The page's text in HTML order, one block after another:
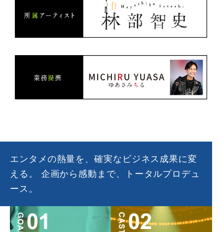
エンタメの熱量を、確実なビジネス成果に変
える。
企画から感動まで、トータルプロデュ
ース。